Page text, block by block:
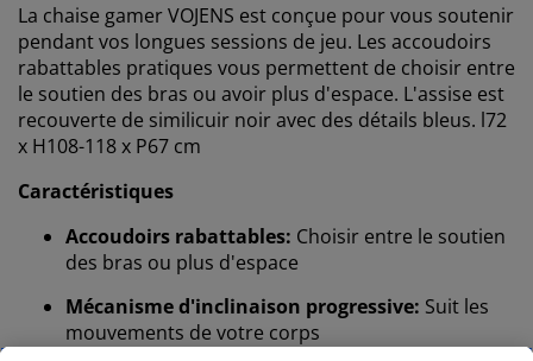
La chaise gamer VOJENS est conçue pour vous soutenir
pendant vos longues sessions de jeu. Les accoudoirs
rabattables pratiques vous permettent de choisir entre
le soutien des bras ou avoir plus d'espace. L'assise est
recouverte de similicuir noir avec des détails bleus. l72
x H108-118 x P67 cm
Caractéristiques
Accoudoirs rabattables: Choisir entre le soutien
des bras ou plus d'espace
Mécanisme d'inclinaison progressive: Suit les
mouvements de votre corps